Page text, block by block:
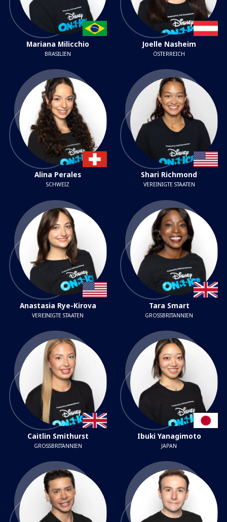
Mariana Milicchio
BRASILIEN
Joelle Nasheim
ÖSTERREICH
Alina Perales
SCHWEIZ
Shari Richmond
VEREINIGTE STAATEN
Anastasia Rye-Kirova
VEREINIGTE STAATEN
Tara Smart
GROSSBRITANNIEN
Caitlin Smithurst
GROSSBRITANNIEN
Ibuki Yanagimoto
JAPAN